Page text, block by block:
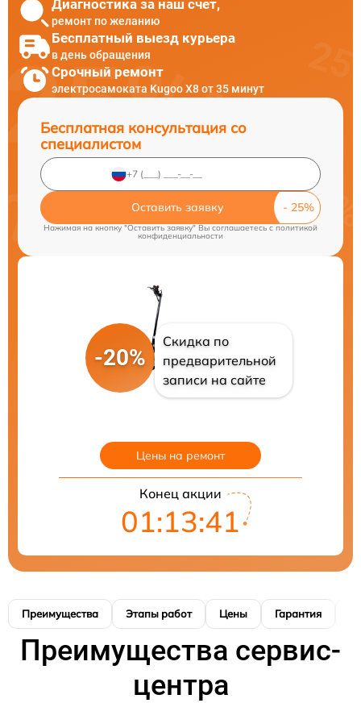
Диагностика за наш счет,
ремонт по желанию
Бесплатный выезд курьера
в день обращения
Срочный ремонт
электросамоката Kugoo X8 от 35 минут
Бесплатная консультация со
специалистом
Оставить заявку
Нажимая на кнопку "Оставить заявку" Вы соглашаетесь cполитикой
конфиденциальности
-20%
Скидка по
предварительной
записи на сайте
Цены на ремонт
Конец акции
01:13:40
Преимущества Этапы работ Цены Гарантия
Преимущества сервис-
центра